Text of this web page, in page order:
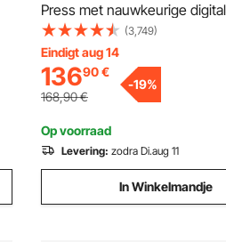
Press met nauwkeurige
temperatuurregeling 360
Heat Press-machine voor
shirts en mokken
(3,749)
Eindigt aug 14
13690€
168,90€
-19%
Op voorraad
Levering: zodra Di.aug 11
In Winkelmandje